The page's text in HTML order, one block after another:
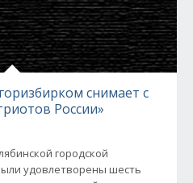
снимает с
России»
городской
удовлетворены шесть